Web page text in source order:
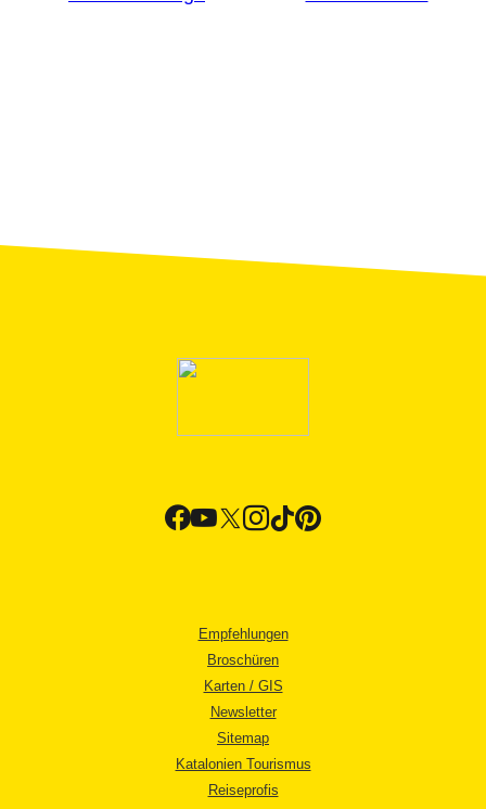
Empfehlungen
Broschüren
Karten / GIS
Newsletter
Sitemap
Katalonien Tourismus
Reiseprofis